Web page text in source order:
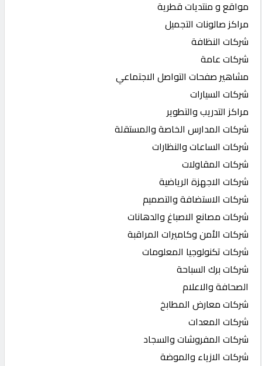
مواقع و منتديات قطرية
مراكز صالونات التجميل
شركات النظافة
شركات عامة
مشاهير صفحات التواصل الاجتماعي
شركات السيارات
مراكز التدريب والتطوير
شركات المدارس الخاصة والمستقلة
شركات الساعات والنظارات
شركات المقاولات
شركات الاجهزة الرياضية
شركات الاستضافة والتصميم
شركات مصانع الاصباغ والدهانات
شركات الأمن وكاميرات المراقبة
شركات تكنولوجيا المعلومات
شركات برك السباحة
الصحافة والاعلام
شركات معارض المطابخ
شركات المعدات
شركات المفروشات والسجاد
شركات الازياء والموضة